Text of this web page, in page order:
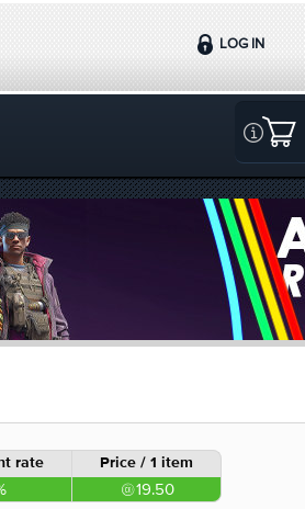
LOG IN
rate Price / 1 item
19.50